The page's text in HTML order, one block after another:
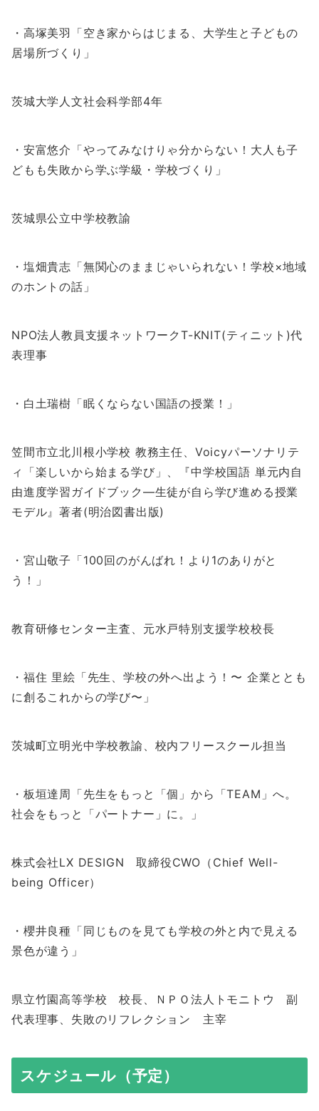
・高塚美羽「空き家からはじまる、大学生と子どもの
居場所づくり」
茨城大学人文社会科学部4年
・安富悠介「やってみなけりゃ分からない！大人も子
どもも失敗から学ぶ学級・学校づくり」
茨城県公立中学校教諭
・塩畑貴志「無関心のままじゃいられない！学校×地域
のホントの話」
NPO法人教員支援ネットワークT-KNIT(ティニット)代
表理事
・白土瑞樹「眠くならない国語の授業！」
笠間市立北川根小学校 教務主任、Voicyパーソナリテ
ィ「楽しいから始まる学び」、『中学校国語 単元内自
由進度学習ガイドブック―生徒が自ら学び進める授業
モデル』著者(明治図書出版)
・宮山敬子「100回のがんばれ！より1のありがと
う！」
教育研修センター主査、元水戸特別支援学校校長
・福住 里絵「先生、学校の外へ出よう！〜 企業ととも
に創るこれからの学び〜」
茨城町立明光中学校教諭、校内フリースクール担当
・板垣達周「先生をもっと「個」から「TEAM」へ。
社会をもっと「パートナー」に。」
株式会社LX DESIGN 取締役CWO（Chief Well-
being Officer）
・櫻井良種「同じものを見ても学校の外と内で見える
景色が違う」
県立竹園高等学校 校長、ＮＰＯ法人トモニトウ 副
代表理事、失敗のリフレクション 主宰
スケジュール（予定）